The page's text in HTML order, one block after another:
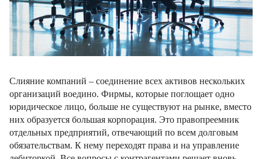
Слияние компаний – соединение всех активов нескольких
организаций воедино. Фирмы, которые поглощает одно
юридическое лицо, больше не существуют на рынке, вместо
них образуется большая корпорация. Это правопреемник
отдельных предприятий, отвечающий по всем долговым
обязательствам. К нему переходят права и на управление